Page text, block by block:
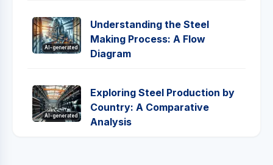
AI-generated
Understanding the Steel
Making Process: A Flow
Diagram
AI-generated
Exploring Steel Production by
Country: A Comparative
Analysis